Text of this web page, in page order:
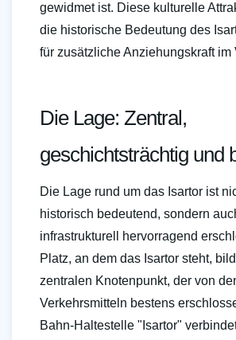
gewidmet ist. Diese kulturelle
die historische Bedeutung des
für zusätzliche Anziehungskraft im
Die Lage: Zentral,
geschichtsträchtig und
Die Lage rund um das Isartor ist
historisch bedeutend, sondern
infrastrukturell hervorragend
Platz, an dem das Isartor steht,
zentralen Knotenpunkt, der von
Verkehrsmitteln bestens
Bahn-Haltestelle "Isartor"